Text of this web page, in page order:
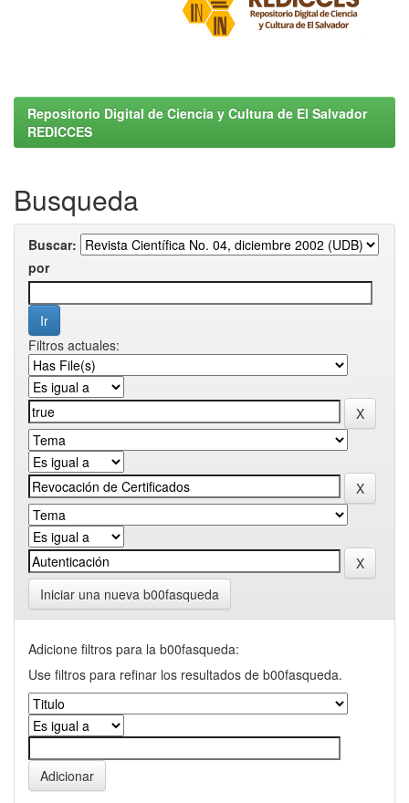
Repositorio Digital de Ciencia y Cultura de El Salvador
REDICCES
Busqueda
Buscar:
por
Filtros actuales:
Iniciar una nueva b00fasqueda
Adicione filtros para la b00fasqueda:
Use filtros para refinar los resultados de b00fasqueda.